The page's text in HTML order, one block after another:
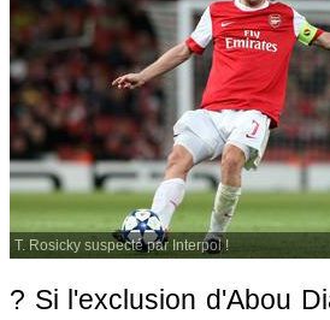
T. Rosicky suspecté par Interpol !
? Si l'exclusion d'Abou